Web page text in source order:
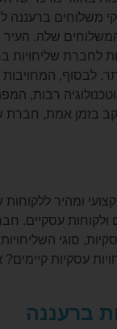
משלוחים ברעננה
שלה. העיר
שליחויות
לבסוף, המחויבות
רבות,
בזמן אמת,
ומהיר ללקוחות
עסקיים.
סוגי
עסקיות קיימים?
ברעננה